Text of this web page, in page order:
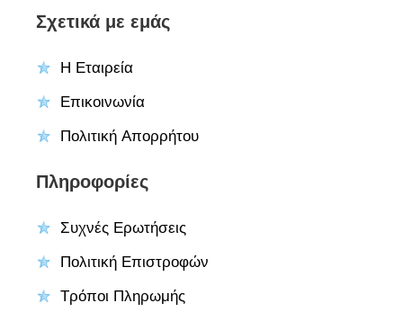
Σχετικά με εμάς
Η Εταιρεία
Επικοινωνία
Πολιτική Απορρήτου
Πληροφορίες
Συχνές Ερωτήσεις
Πολιτική Επιστροφών
Τρόποι Πληρωμής